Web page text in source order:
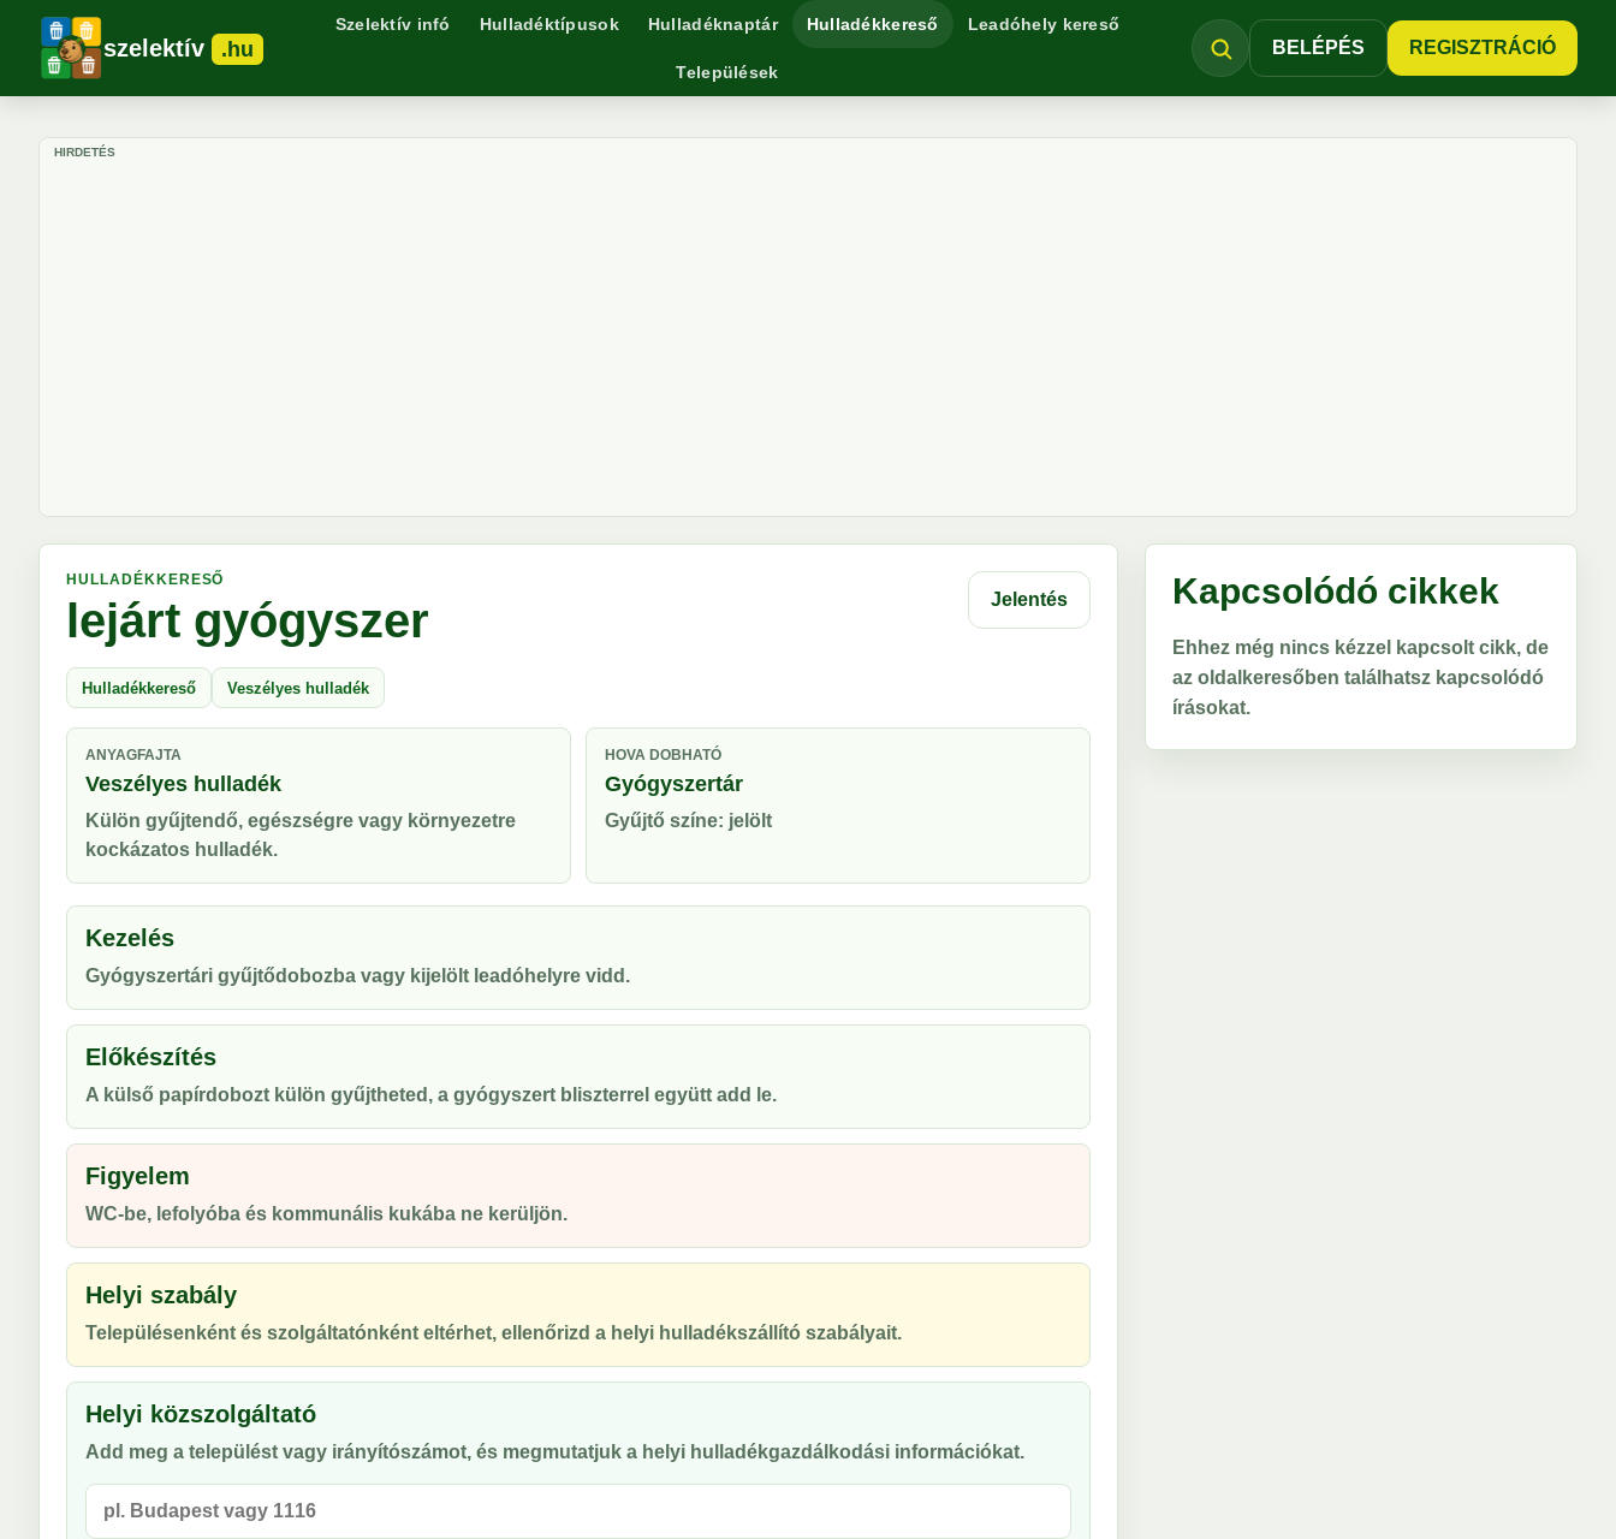
szelektív .hu
Szelektív infó Hulladéktípusok Hulladéknaptár Hulladékkereső Leadóhely kereső
Települések
BELÉPÉS REGISZTRÁCIÓ
HIRDETÉS
HULLADÉKKERESŐ
lejárt gyógyszer Jelentés
Hulladékkereső Veszélyes hulladék
ANYAGFAJTA
Veszélyes hulladék
Külön gyűjtendő, egészségre vagy környezetre
kockázatos hulladék.
HOVA DOBHATÓ
Gyógyszertár
Gyűjtő színe: jelölt
Kezelés
Gyógyszertári gyűjtődobozba vagy kijelölt leadóhelyre vidd.
Előkészítés
A külső papírdobozt külön gyűjtheted, a gyógyszert bliszterrel együtt add le.
Figyelem
WC-be, lefolyóba és kommunális kukába ne kerüljön.
Helyi szabály
Településenként és szolgáltatónként eltérhet, ellenőrizd a helyi hulladékszállító szabályait.
Helyi közszolgáltató
Add meg a települést vagy irányítószámot, és megmutatjuk a helyi hulladékgazdálkodási információkat.
Kapcsolódó cikkek
Ehhez még nincs kézzel kapcsolt cikk, de
az oldalkeresőben találhatsz kapcsolódó
írásokat.